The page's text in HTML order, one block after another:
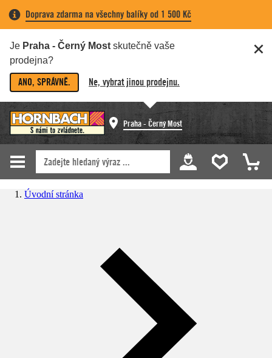
Doprava zdarma na všechny balíky od 1 500 Kč
Je Praha - Černý Most skutečně vaše
prodejna?
ANO, SPRÁVNĚ. Ne, vybrat jinou prodejnu.
Praha - Černý Most
Úvodní stránka